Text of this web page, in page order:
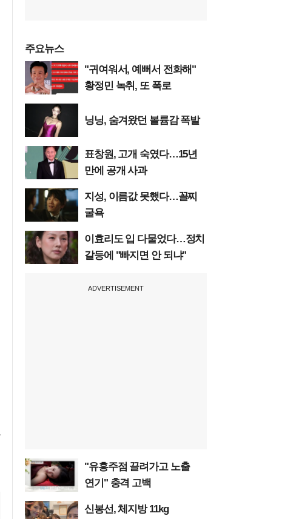
주요뉴스
"귀여워서, 예뻐서 전화해"
황정민 녹취, 또 폭로
닝닝, 숨겨왔던 볼륨감 폭발
표창원, 고개 숙였다…15년
만에 공개 사과
지성, 이름값 못했다…꼴찌
굴욕
이효리도 입 다물었다…정치
갈등에 "빠지면 안 되냐"
ADVERTISEMENT
"유흥주점 끌려가고 노출
연기" 충격 고백
신봉선, 체지방 11kg